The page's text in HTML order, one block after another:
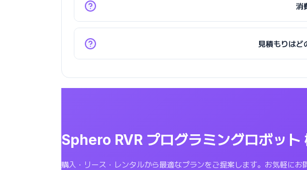
消
見積もりはど
Sphero RVR プログラミングロボッ
購入・リース・レンタルから最適なプランをご提案します。お気軽にお